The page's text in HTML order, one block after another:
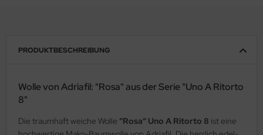
PRODUKTBESCHREIBUNG
Wolle von Adriafil: "Rosa" aus der Serie "Uno A Ritorto
8"
Die traumhaft weiche Wolle “Rosa“ Uno A Ritorto 8 ist eine